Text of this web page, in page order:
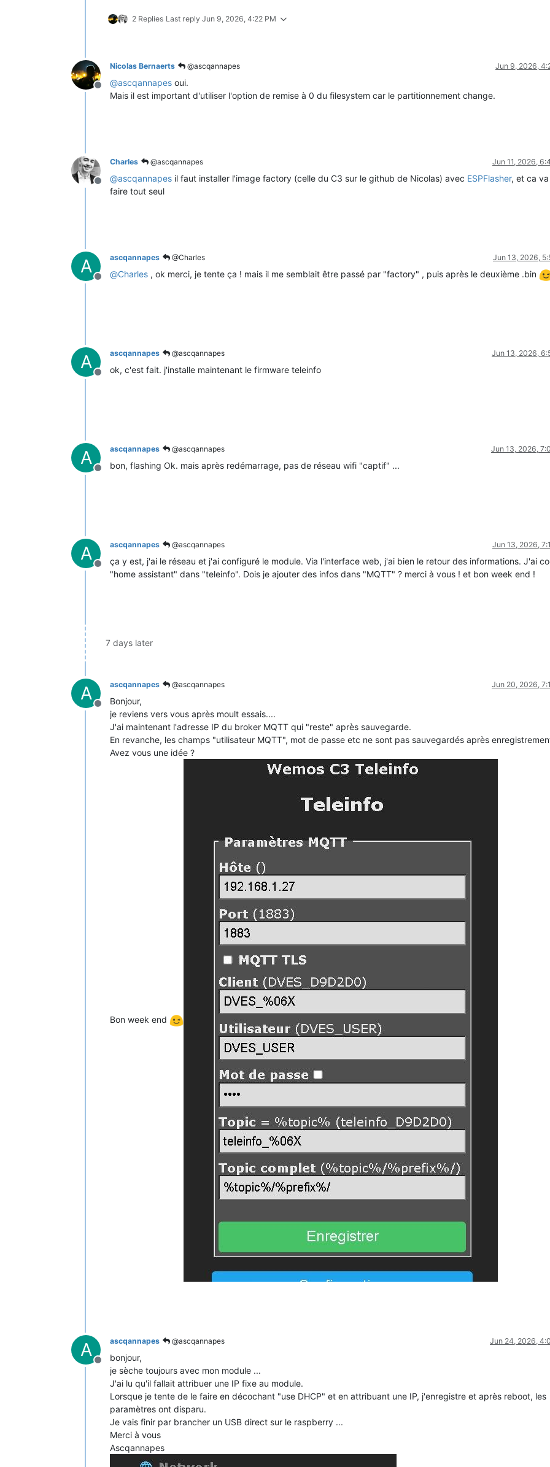
2 Replies Last reply Jun 9, 2026, 4:22 PM
Offline
Nicolas Bernaerts @ascqannapes Jun 9, 2026,
@ascqannapes oui.
Mais il est important d'utiliser l'option de remise à 0 du filesystem car le partitionnement change.
Offline
Charles @ascqannapes Jun 11, 2026,
@ascqannapes il faut installer l'image factory (celle du C3 sur le github de Nicolas) avec ESPFlasher, et ca
faire tout seul
A
Offline
ascqannapes @Charles Jun 13, 2026,
@Charles , ok merci, je tente ça ! mais il me semblait être passé par "factory" , puis après le deuxième .bin
A
Offline
ascqannapes @ascqannapes Jun 13, 2026,
ok, c'est fait. j'installe maintenant le firmware teleinfo
A
Offline
ascqannapes @ascqannapes Jun 13, 2026,
bon, flashing Ok. mais après redémarrage, pas de réseau wifi "captif" ...
A
Offline
ascqannapes @ascqannapes Jun 13, 2026,
ça y est, j'ai le réseau et j'ai configuré le module. Via l'interface web, j'ai bien le retour des informations. J'ai
"home assistant" dans "teleinfo". Dois je ajouter des infos dans "MQTT" ? merci à vous ! et bon week end !
7 days later
A
Offline
ascqannapes @ascqannapes Jun 20, 2026,
Bonjour,
je reviens vers vous après moult essais....
J'ai maintenant l'adresse IP du broker MQTT qui "reste" après sauvegarde.
En revanche, les champs "utilisateur MQTT", mot de passe etc ne sont pas sauvegardés après
Avez vous une idée ?
Bon week end
A
Offline
ascqannapes @ascqannapes Jun 24, 2026,
bonjour,
je sèche toujours avec mon module ...
J'ai lu qu'il fallait attribuer une IP fixe au module.
Lorsque je tente de le faire en décochant "use DHCP" et en attribuant une IP, j'enregistre et après reboot, les
paramètres ont disparu.
Je vais finir par brancher un USB direct sur le raspberry ...
Merci à vous
Ascqannapes